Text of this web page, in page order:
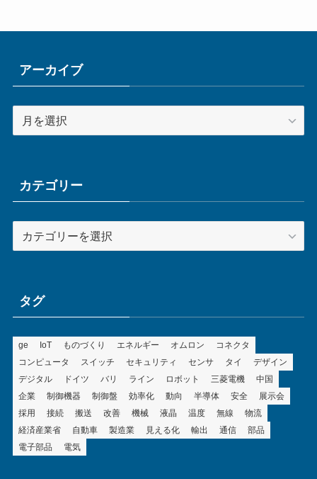
アーカイブ
ー
ブカテゴリー
テ
ータグ
ge IoT ものづくり エネルギー オムロン
コネクタ
コンピュータ
スイッチ セキュリティ センサ タイ
デザイン
デジタル
ドイツ バリ ライン ロボット 三菱電機
中国
企業
制御機器 制御盤 効率化 動向 半導体 安全
展示会
採用
接続 搬送 改善 機械 液晶 温度 無線
物流
経済産業省
自動車 製造業 見える化 輸出 通信
部品
電子部品
電気